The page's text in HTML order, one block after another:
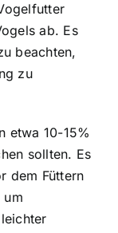
ab. Es
beachten,
zu
etwa 10-15%
sollten. Es
dem Füttern
um